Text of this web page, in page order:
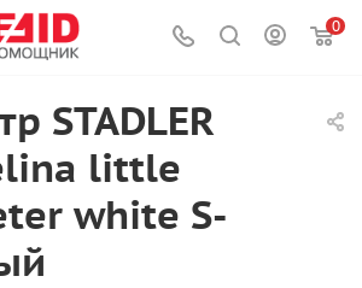
0
STADLER
little
white S-